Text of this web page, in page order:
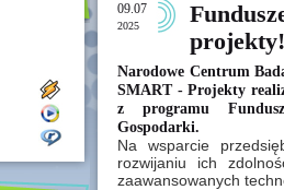
09.07
2025
projekty!
Narodowe Centrum
SMART - Projekty
z programu
Gospodarki.
Na wsparcie
rozwijaniu ich
zaawansowanych